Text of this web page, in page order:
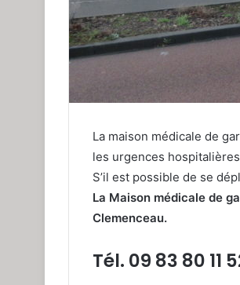
La maison médicale de
les urgences
S’il est possible de se
La Maison médicale de
Clemenceau.
Tél. 09 83 80 11